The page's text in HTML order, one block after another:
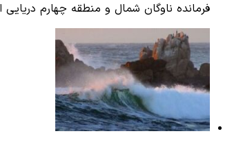
فرمانده ناوگان شمال و منطقه چهارم دریایی